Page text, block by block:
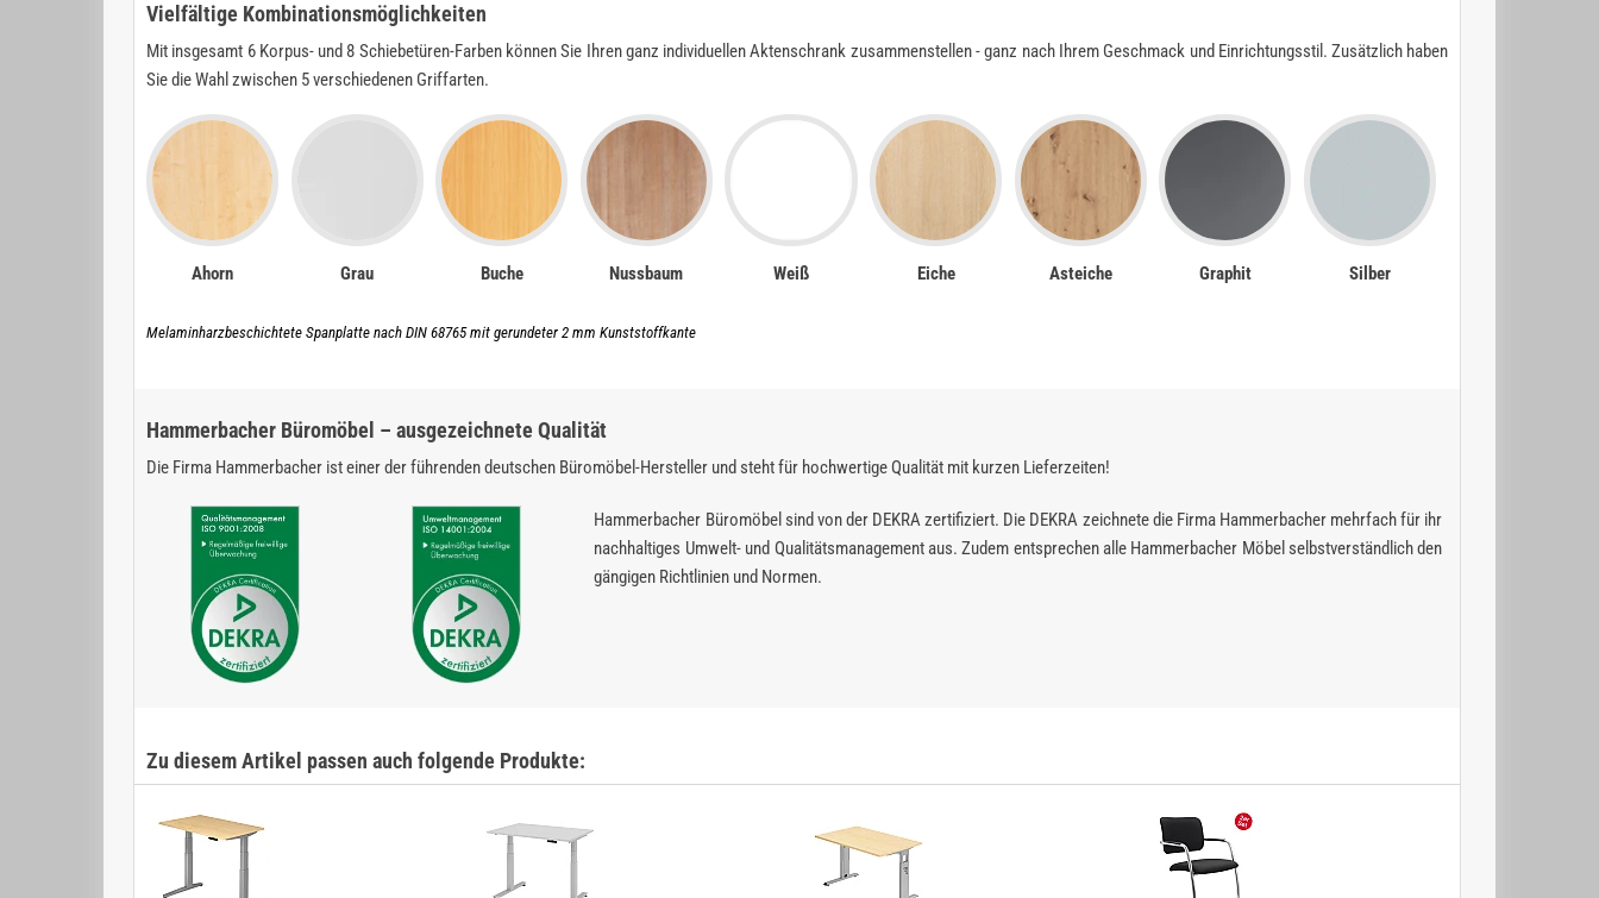
Vielfältige Kombinationsmöglichkeiten
Mit insgesamt 6 Korpus- und 8 Schiebetüren-Farben können Sie Ihren ganz individuellen Aktenschrank zusammenstellen - ganz nach Ihrem Geschmack und Einrichtungsstil. Zusätzlich haben
Sie die Wahl zwischen 5 verschiedenen Griffarten.
Ahorn Grau Buche Nussbaum Weiß Eiche Asteiche Graphit Silber
Melaminharzbeschichtete Spanplatte nach DIN 68765 mit gerundeter 2 mm Kunststoffkante
Hammerbacher Büromöbel – ausgezeichnete Qualität
Die Firma Hammerbacher ist einer der führenden deutschen Büromöbel-Hersteller und steht für hochwertige Qualität mit kurzen Lieferzeiten!
Hammerbacher Büromöbel sind von der DEKRA zertifiziert. Die DEKRA zeichnete die Firma Hammerbacher mehrfach für ihr
nachhaltiges Umwelt- und Qualitätsmanagement aus. Zudem entsprechen alle Hammerbacher Möbel selbstverständlich den
gängigen Richtlinien und Normen.
Zu diesem Artikel passen auch folgende Produkte: